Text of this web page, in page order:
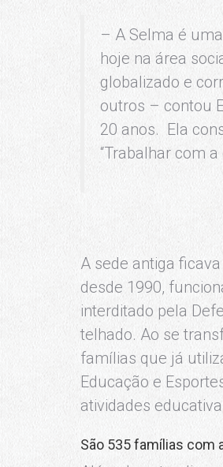
– A Selma é
hoje na área
globalizado e
outros – contou
20 anos. Ela
“Trabalhar com
A sede antiga
desde 1990,
interditado pela
telhado. Ao se
famílias que já
Educação e
atividades
São 535 famílias com